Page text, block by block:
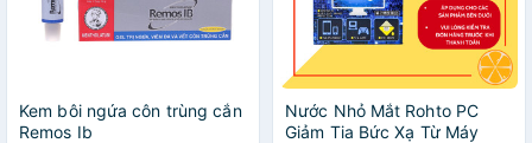
Kem bôi ngứa côn trùng cắn
Remos Ib
Nước Nhỏ Mắt Rohto PC
Giảm Tia Bức Xạ Từ Máy